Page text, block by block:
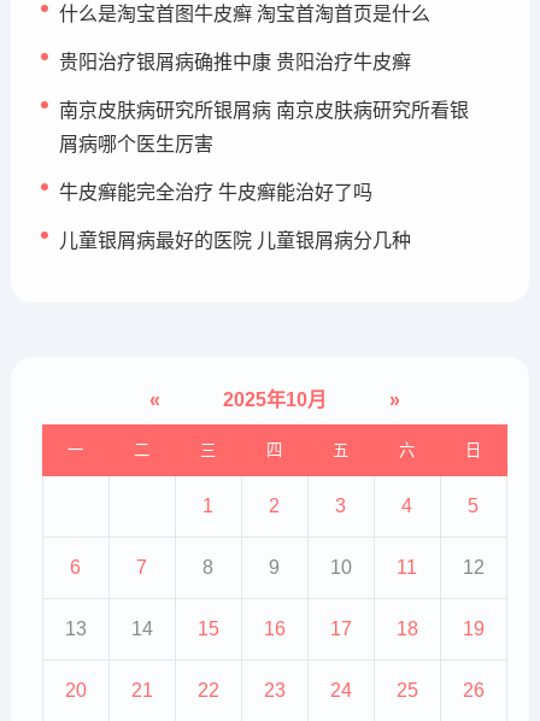
什么是淘宝首图牛皮癣 淘宝首淘首页是什么
贵阳治疗银屑病确推中康 贵阳治疗牛皮癣
南京皮肤病研究所银屑病 南京皮肤病研究所看银
屑病哪个医生厉害
牛皮癣能完全治疗 牛皮癣能治好了吗
儿童银屑病最好的医院 儿童银屑病分几种
« 2025年10月 »
一 二 三 四 五 六 日
1 2 3 4 5
6 7 8 9 10 11 12
13 14 15 16 17 18 19
20 21 22 23 24 25 26